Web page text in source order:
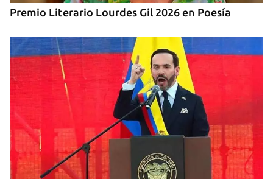
Premio Literario Lourdes Gil 2026 en Poesía